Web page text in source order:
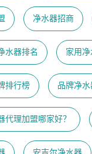
净水器招商
水器排名 家用
排行榜 品牌净水
代理加盟哪家好？